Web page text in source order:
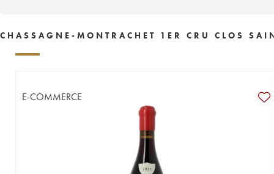
CHASSAGNE-MONTRACHET 1ER CRU CLOS
E-COMMERCE